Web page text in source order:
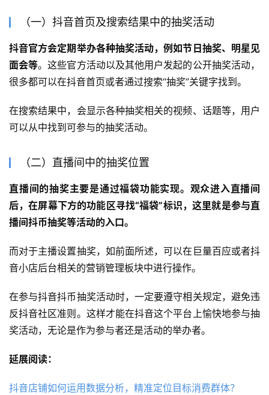
（一）抖音首页及搜索结果中的抽奖活动
抖音官方会定期举办各种抽奖活动，例如节日抽奖、明星见
面会等。这些官方活动以及其他用户发起的公开抽奖活动，
很多都可以在抖音首页或者通过搜索“抽奖”关键字找到。
在搜索结果中，会显示各种抽奖相关的视频、话题等，用户
可以从中找到可参与的抽奖活动。
（二）直播间中的抽奖位置
直播间的抽奖主要是通过福袋功能实现。观众进入直播间
后，在屏幕下方的功能区寻找“福袋”标识，这里就是参与直
播间抖币抽奖等活动的入口。
而对于主播设置抽奖，如前面所述，可以在巨量百应或者抖
音小店后台相关的营销管理板块中进行操作。
在参与抖音抖币抽奖活动时，一定要遵守相关规定，避免违
反抖音社区准则。这样才能在抖音这个平台上愉快地参与抽
奖活动，无论是作为参与者还是活动的举办者。
延展阅读：
抖音店铺如何运用数据分析，精准定位目标消费群体？